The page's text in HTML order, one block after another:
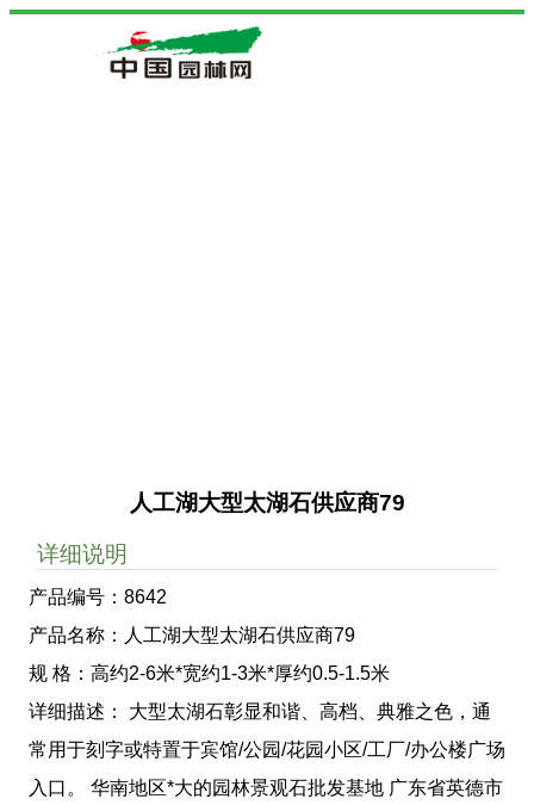
人工湖大型太湖石供应商79
详细说明
产品编号：8642
产品名称：人工湖大型太湖石供应商79
规 格：高约2-6米*宽约1-3米*厚约0.5-1.5米
详细描述： 大型太湖石彰显和谐、高档、典雅之色，通
常用于刻字或特置于宾馆/公园/花园小区/工厂/办公楼广场
入口。 华南地区*大的园林景观石批发基地 广东省英德市